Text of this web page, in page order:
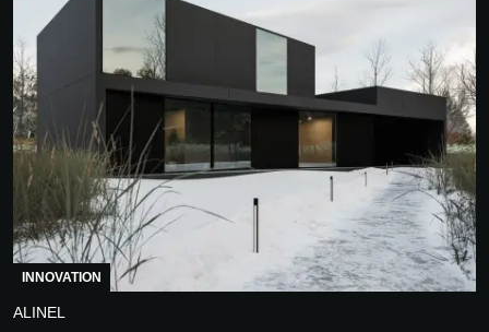
INNOVATION
ALINEL